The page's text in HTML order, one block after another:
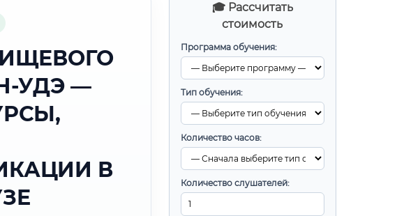
🎓 Рассчитать
стоимость
Программа обучения:
Тип обучения:
Количество часов:
Количество слушателей:
УДЭ —
В